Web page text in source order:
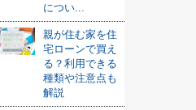
につい...
親が住む家を住
宅ローンで買え
る？利用できる
種類や注意点も
解説